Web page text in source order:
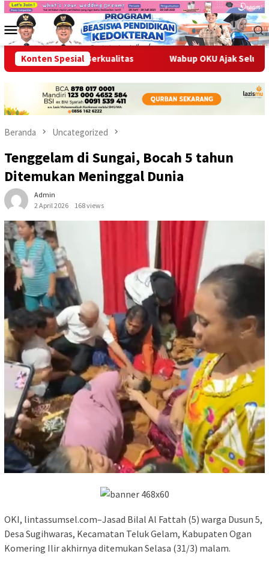
Loncat
kontenMenu
Mobile
Konten Spesial
dan Berkualitas Wabup OKU Ajak Seluruh OPD
Beranda Uncategorized
Tenggelam di Sungai, Bocah 5 tahun
Ditemukan Meninggal Dunia
Admin
2 April 2026
168 views
‎OKI, lintassumsel.com–Jasad Bilal Al Fattah (5) warga Dusun 5,
Desa Sugihwaras, Kecamatan Teluk Gelam, Kabupaten Ogan
Komering Ilir akhirnya ditemukan Selasa (31/3) malam.